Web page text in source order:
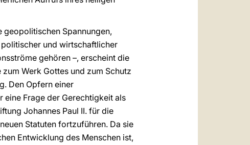
geopolitischen Spannungen,
und wirtschaftlicher
gehören –, erscheint die
Werk Gottes und zum Schutz
Den Opfern einer
eine Frage der Gerechtigkeit als
Johannes Paul II. für die
Statuten fortzuführen. Da sie
Entwicklung des Menschen ist,